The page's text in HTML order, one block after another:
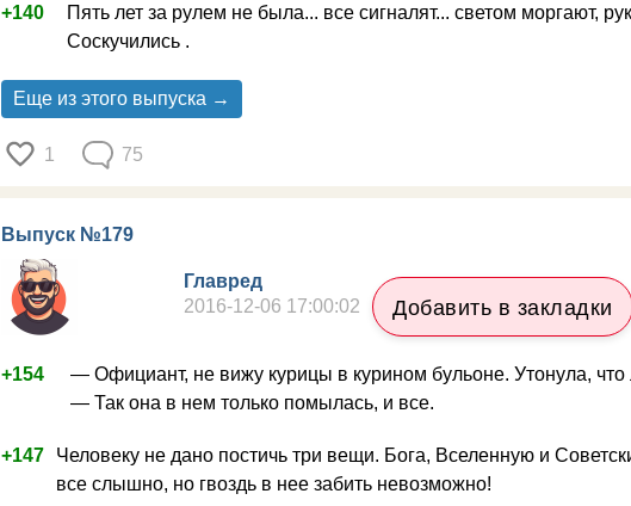
+140
Пять лет за рулем не была... все сигналят... светом моргают,
Соскучились .
Еще из этого выпуска →
1 75
Выпуск №179
Главред
2016-12-06 17:00:02
Добавить в закладки
+154
— Официант, не вижу курицы в курином бульоне. Утонула, что
— Так она в нем только помылась, и все.
+147
Человеку не дано постичь три вещи. Бога, Вселенную и
все слышно, но гвоздь в нее забить невозможно!